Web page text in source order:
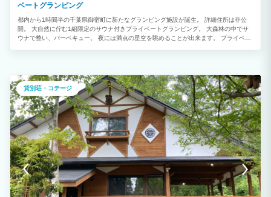
ベートグランピング
都内から1時間半の千葉県御宿町に新たなグランピング施設が誕生。 詳細住所は非公
開。 大自然に佇む1組限定のサウナ付きプライベートグランピング。 大森林の中でサ
ウナで整い、バーベキュー。 夜には満点の星空を眺めることが出来ます。 プライベー
行などに最適です。 都会の喧騒から離れて、思い出の1ページを刻みます。 ☆年中無
休の屋根付きBBQ（無料）☆ バーベキュー用品をすべて無料でご用意させていただき
ます。 バーベキューグリル、網などは準備しておりますので、食材を買うだけでバー
ベキューができます。 普段味わえない野外バーベキューの魅力を一年通して楽しめま
す。 ☆バレルサウナ☆ プライベートサウナをご用意しております。 森林の中にある
グランピング場なので、鳥のさえずりを聞きながら何も気にせず整うことが出来ます。
貸別荘・コテージ